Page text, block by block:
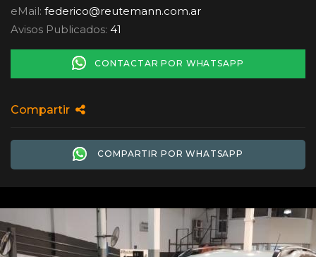
eMail: federico@reutemann.com.ar
Avisos Publicados: 41
CONTACTAR POR WHATSAPP
Compartir
COMPARTIR POR WHATSAPP